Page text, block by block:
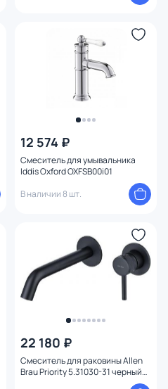
12 574 ₽
Смеситель для умывальника
Iddis Oxford OXFSB00i01
В наличии 8 шт.
22 180 ₽
Смеситель для раковины Allen
Brau Priority 5.31030-31 черный